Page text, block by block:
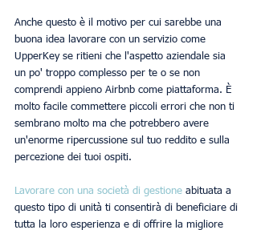
Anche questo è il motivo per cui sarebbe una
buona idea lavorare con un servizio come
UpperKey se ritieni che l'aspetto aziendale sia
un po' troppo complesso per te o se non
comprendi appieno Airbnb come piattaforma. È
molto facile commettere piccoli errori che non ti
sembrano molto ma che potrebbero avere
un'enorme ripercussione sul tuo reddito e sulla
percezione dei tuoi ospiti.
Lavorare con una società di gestione abituata a
questo tipo di unità ti consentirà di beneficiare di
tutta la loro esperienza e di offrire la migliore